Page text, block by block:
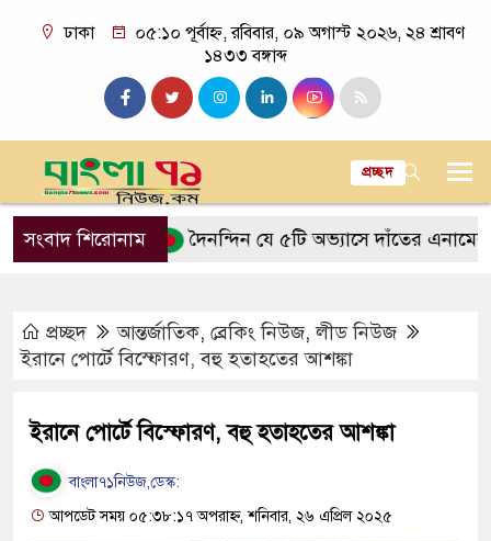
ঢাকা
০৫:১০ পূর্বাহ্ন, রবিবার, ০৯ অগাস্ট ২০২৬, ২৪ শ্রাবণ
১৪৩৩ বঙ্গাব্দ
প্রচ্ছদ
সংবাদ শিরোনাম
আসে দৈনন্দিন যে ৫টি অভ্যাসে দাঁতের এনামেল ক্ষয় হয়
প্রচ্ছদ আন্তর্জাতিক, ব্রেকিং নিউজ,লীড নিউজ
ইরানে পোর্টে বিস্ফোরণ, বহু হতাহতের আশঙ্কা
ইরানে পোর্টে বিস্ফোরণ, বহু হতাহতের আশঙ্কা
বাংলা৭১নিউজ,ডেস্ক:
আপডেট সময় ০৫:৩৮:১৭ অপরাহ্ন, শনিবার, ২৬ এপ্রিল ২০২৫